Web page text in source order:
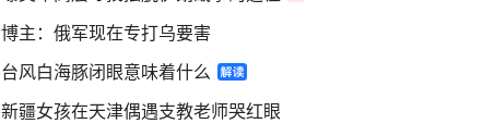
博主：俄军现在专打乌要害
台风白海豚闭眼意味着什么
新疆女孩在天津偶遇支教老师哭红眼